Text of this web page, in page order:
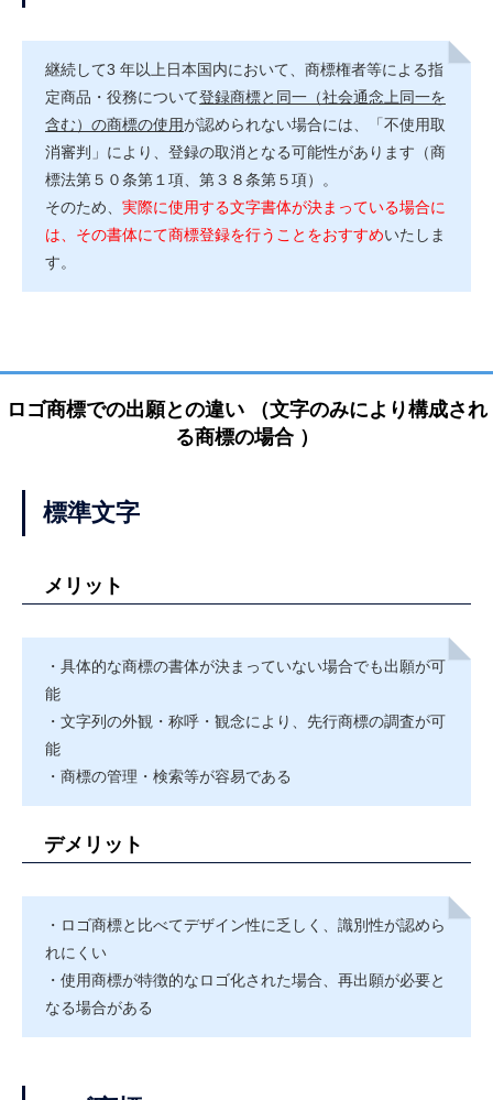
継続して3 年以上日本国内において、商標権者等による指
定商品・役務について登録商標と同一（社会通念上同一を
含む）の商標の使用が認められない場合には、「不使用取
消審判」により、登録の取消となる可能性があります（商
標法第５０条第１項、第３８条第５項）。
そのため、 実際に使用する文字書体が決まっている場合に
は、その書体にて商標登録を行うことをおすすめいたしま
す。
ロゴ商標での出願との違い （文字のみにより構成され
る商標の場合 ）
標準文字
メリット
・具体的な商標の書体が決まっていない場合でも出願が可
能
・文字列の外観・称呼・観念により、先行商標の調査が可
能
・商標の管理・検索等が容易である
デメリット
・ロゴ商標と比べてデザイン性に乏しく、識別性が認めら
れにくい
・使用商標が特徴的なロゴ化された場合、再出願が必要と
なる場合がある